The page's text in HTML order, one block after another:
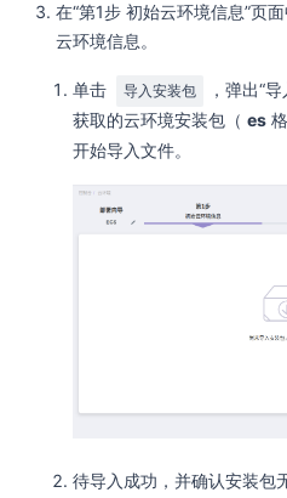
在“第1步 初始云环境信息”页
云环境信息。
单击 导入安装包
，弹出“
获取的云环境安装包（ es
开始导入文件。
待导入成功，并确认安装包